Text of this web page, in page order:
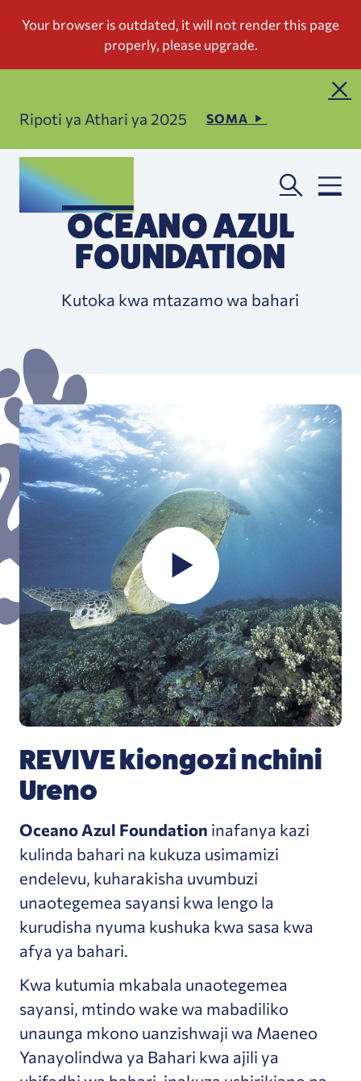
Ripoti ya Athari ya 2025 SOMA
OCEANO AZUL
FOUNDATION
Kutoka kwa mtazamo wa bahari
REVIVE kiongozi nchini
Ureno
Oceano Azul Foundation inafanya kazi
kulinda bahari na kukuza usimamizi
endelevu, kuharakisha uvumbuzi
unaotegemea sayansi kwa lengo la
kurudisha nyuma kushuka kwa sasa kwa
afya ya bahari.
Kwa kutumia mkabala unaotegemea
sayansi, mtindo wake wa mabadiliko
unaunga mkono uanzishwaji wa Maeneo
Yanayolindwa ya Bahari kwa ajili ya